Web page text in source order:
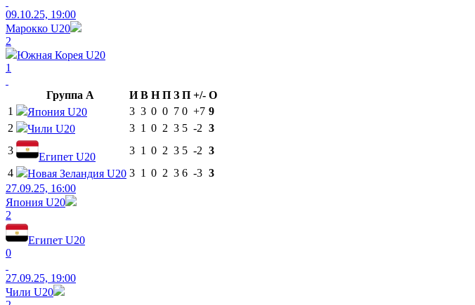
09.10.25, 19:00
Марокко U20
2
Южная Корея U20
1
Группа A И В Н П З П +/- О
1
Япония U20 3 3 0 0 7 0 +7 9
2
Чили U20 3 1 0 2 3 5 -2 3
3
Египет U20
3 1 0 2 3 5 -2 3
4
Новая Зеландия U20 3 1 0 2 3 6 -3 3
27.09.25, 16:00
Япония U20
2
Египет U20
0
27.09.25, 19:00
Чили U20